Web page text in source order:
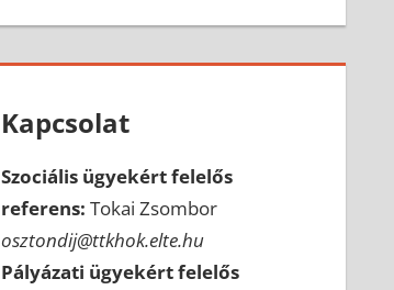
Kapcsolat
Szociális ügyekért felelős
referens: Tokai Zsombor
osztondij@ttkhok.elte.hu
Pályázati ügyekért felelős